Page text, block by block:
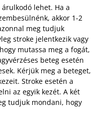
lehet. Ha a
akkor 1-2
meg tudjuk
stroke jelentkezik vagy
mutassa meg a fogát,
beteg esetén
Kérjük meg a beteget,
Stroke esetén a
az egyik kezét. A két
tudjuk mondani, hogy